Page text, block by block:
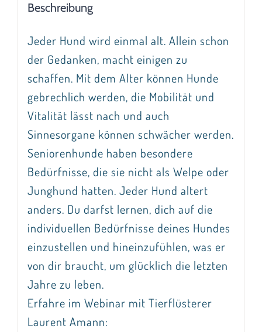
Beschreibung
Jeder Hund wird einmal alt. Allein schon
der Gedanken, macht einigen zu
schaffen. Mit dem Alter können Hunde
gebrechlich werden, die Mobilität und
Vitalität lässt nach und auch
Sinnesorgane können schwächer werden.
Seniorenhunde haben besondere
Bedürfnisse, die sie nicht als Welpe oder
Junghund hatten. Jeder Hund altert
anders. Du darfst lernen, dich auf die
individuellen Bedürfnisse deines Hundes
einzustellen und hineinzufühlen, was er
von dir braucht, um glücklich die letzten
Jahre zu leben.
Erfahre im Webinar mit Tierflüsterer
Laurent Amann: